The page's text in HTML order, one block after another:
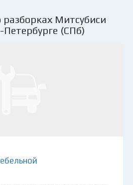
Митсубиси
(СПб)